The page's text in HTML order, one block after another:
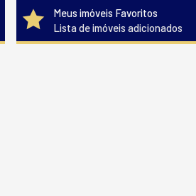
Meus imóveis Favoritos
Lista de imóveis adicionados